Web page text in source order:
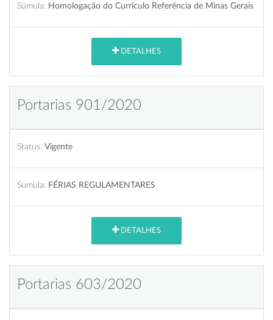
Súmula: Homologação do Currículo Referência de Minas Gerais
DETALHES
Portarias 901/2020
Status: Vigente
Súmula: FÉRIAS REGULAMENTARES
DETALHES
Portarias 603/2020